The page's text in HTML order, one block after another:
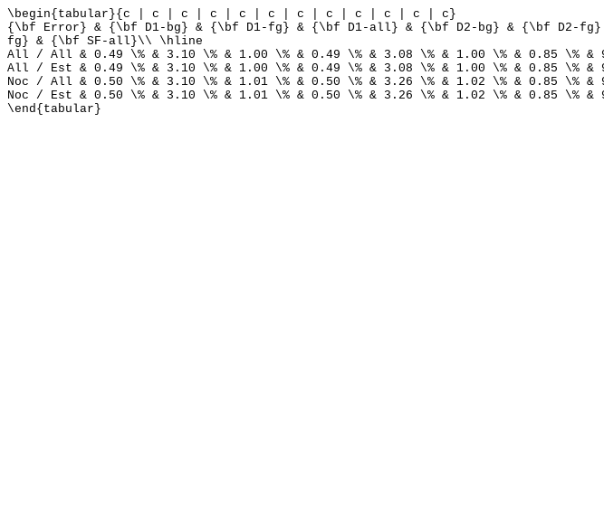
\begin{tabular}{c | c | c | c | c | c | c | c | c | c | c | c}
{\bf Error} & {\bf D1-bg} & {\bf D1-fg} & {\bf D1-all} & {\bf D2-bg} & {\bf
fg} & {\bf SF-all}\\ \hline
All / All & 0.49 \% & 3.10 \% & 1.00 \% & 0.49 \% & 3.08 \% & 1.00 \% & 0.85 \% &
All / Est & 0.49 \% & 3.10 \% & 1.00 \% & 0.49 \% & 3.08 \% & 1.00 \% & 0.85 \% &
Noc / All & 0.50 \% & 3.10 \% & 1.01 \% & 0.50 \% & 3.26 \% & 1.02 \% & 0.85 \%
Noc / Est & 0.50 \% & 3.10 \% & 1.01 \% & 0.50 \% & 3.26 \% & 1.02 \% & 0.85 \% &
\end{tabular}